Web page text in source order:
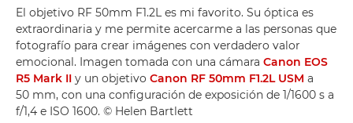
El objetivo RF 50mm F1.2L es mi favorito. Su óptica es
extraordinaria y me permite acercarme a las personas que
fotografío para crear imágenes con verdadero valor
emocional. Imagen tomada con una cámara Canon EOS
R5 Mark II y un objetivo Canon RF 50mm F1.2L USM a
50 mm, con una configuración de exposición de 1/1600 s a
f/1,4 e ISO 1600. © Helen Bartlett